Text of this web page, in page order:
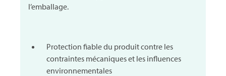
l’emballage.
Protection fiable du produit contre les
contraintes mécaniques et les influences
environnementales